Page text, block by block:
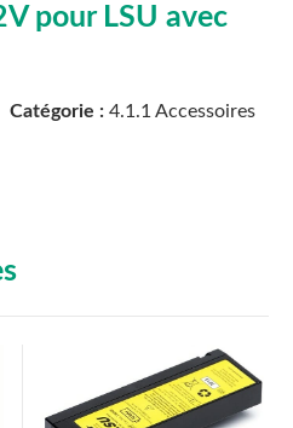
pour LSU avec
Catégorie : 4.1.1 Accessoires